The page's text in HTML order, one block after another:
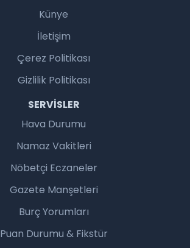
Künye
İletişim
Çerez Politikası
Gizlilik Politikası
SERVISLER
Hava Durumu
Namaz Vakitleri
Nöbetçi Eczaneler
Gazete Manşetleri
Burç Yorumları
Puan Durumu & Fikstür